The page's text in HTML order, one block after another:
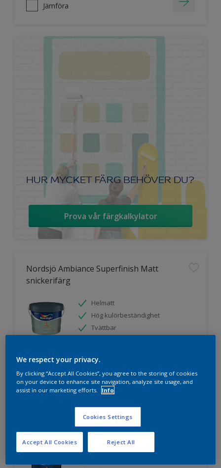
Jämföra
HUR MYCKET FÄRG BEHÖVER DU?
Prova vår färgkalkylator
Nordsjö Ambiance Superfinish Matt
snickerifärg
Helmatt
Hög kulörbeständighet
Tvättbar
Jämföra
Nordsjö Ambiance Endless Sky takfärg
Svanen
We respect your privacy.
By clicking “Accept All Cookies”, you agree to the storing of cookies
on your device to enhance site navigation, analyze site usage, and
assist in our marketing efforts.
Info
Cookies Settings
Reject All
Accept All Cookies